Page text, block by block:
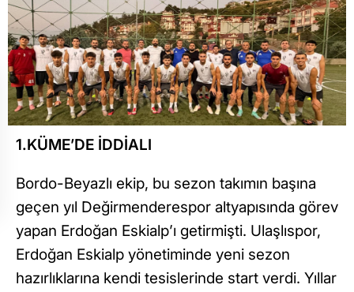
1.KÜME’DE İDDİALI
Bordo-Beyazlı ekip, bu sezon takımın başına
geçen yıl Değirmenderespor altyapısında görev
yapan Erdoğan Eskialp’ı getirmişti. Ulaşlıspor,
Erdoğan Eskialp yönetiminde yeni sezon
hazırlıklarına kendi tesislerinde start verdi. Yıllar